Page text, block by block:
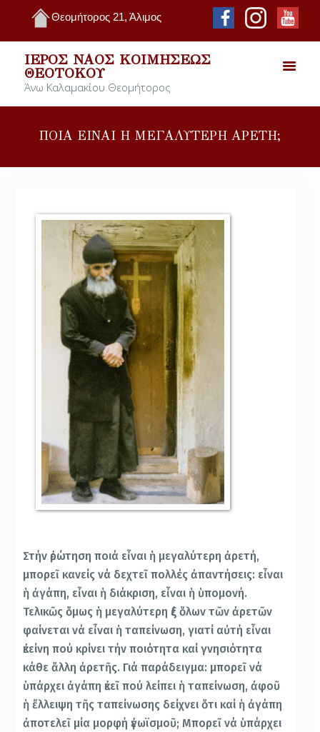
Θεομήτορος 21, Άλιμος
ΙΕΡΌΣ ΝΑΌΣ ΚΟΙΜΉΣΕΩΣ
ΘΕΟΤΌΚΟΥ
Άνω Καλαμακίου Θεομήτορος
ΠΟΙΑ ΕΙΝΑΙ Η ΜΕΓΑΛΥΤΕΡΗ ΑΡΕΤΗ;
Στήν ἐρώτηση ποιά εἶναι ἡ μεγαλύτερη ἀρετή,
μπορεῖ κανείς νά δεχτεῖ πολλές ἀπαντήσεις: εἶναι
ἡ ἀγάπη, εἶναι ἡ διάκριση, εἶναι ἡ ὑπομονή.
Τελικῶς ὅμως ἡ μεγαλύτερη ἐξ ὅλων τῶν ἀρετῶν
φαίνεται νά εἶναι ἡ ταπείνωση, γιατί αὐτή εἶναι
ἐκείνη πού κρίνει τήν ποιότητα καί γνησιότητα
κάθε ἄλλη ἀρετῆς. Γιά παράδειγμα: μπορεῖ νά
ὑπάρχει ἀγάπη ἐκεῖ πού λείπει ἡ ταπείνωση, ἀφοῦ
ἡ ἔλλειψη τῆς ταπείνωσης δείχνει ὅτι καί ἡ ἀγάπη
ἀποτελεῖ μία μορφή ἐγωϊσμοῦ; Μπορεῖ νά ὑπάρχει